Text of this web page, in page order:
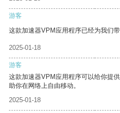
游客
这款加速器VPM应用程序已经为我们
2025-01-18
游客
这款加速器VPM应用程序可以给你提
助你在网络上自由移动。
2025-01-18